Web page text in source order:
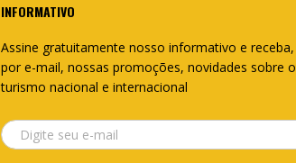
INFORMATIVO
Assine gratuitamente nosso informativo e receba,
por e-mail, nossas promoções, novidades sobre o
turismo nacional e internacional